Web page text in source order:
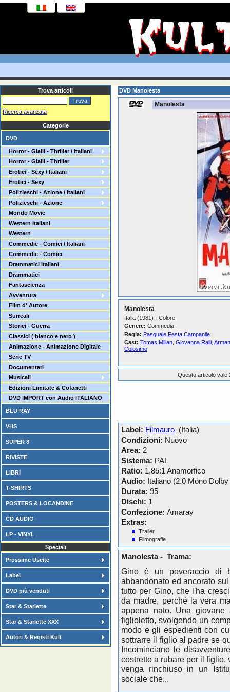
Trova articoli
Ricerca avanzata
Categorie
DVD
Horror - Gialli - Thriller / Italiani
Horror - Gialli - Thriller
Erotici - Sexy / Italiani
Erotici - Sexy
Polizieschi - Azione / Italiani
Polizieschi - Azione
Mondo Movie
Western Italiani
Western
Commedie - Comici / Italiani
Commedie - Comici
Drammatici Italiani
Drammatici
Fantascienza
Avventura
Film d' Autore
Surreali
Storici - Guerra
Classici ( bianco e nero )
Animazione - Animazione Digitale
Serie TV
Documentari
Musicali
Edizioni Limitate & Cofanetti
DVD IMPORT con Audio ITALIANO
BLU RAY
VHS
SUPER 8
RIVISTE
LIBRI
T-SHIRTS
POSTERS & LOCANDINE
CD AUDIO
LP - VINYL
Speciali
Prossime Uscite
Label
DVD più venduti
Star & Starlette
Star & Starlette XXX
Autori & Registi Kult
DVD Manolesta
Manolesta
Manolesta
Italia (1981) - Colore
Genere: Commedia
Regia: Pasquale Festa Campanile
Cast: Tomas Milian Giovanna Ralli
Colosimo
Questo articolo vale
Label: Filmauro (Italia)
Condizioni: Nuovo
Area: 2
Sistema: PAL
Ratio: 1,85:1 Anamorfico
Audio: Italiano (2.0 Mono
Durata: 95
Dischi: 1
Confezione: Amaray
Extras:
Trailer
Filmografie
Manolesta - Trama:
Gino è un poveraccio di
abbandonato ed ancorato
tutto per Gino, che l'ha
da madre, perché la vera
appena nato. Una
figlioletto, svolgendo un
modo e gli espedienti con
sottrarre il figlio al padre se
Incominciano le
costretto a rubare per il
venga rinchiuso in un
sociale che...